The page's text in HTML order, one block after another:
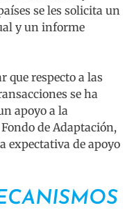
se les solicita un
y un informe
que respecto a las
se ha
apoyo a la
de Adaptación,
expectativa de apoyo